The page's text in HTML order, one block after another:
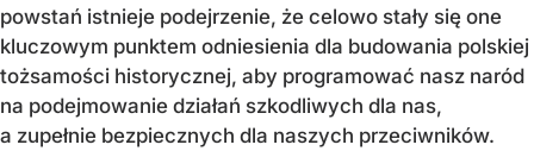
powstań istnieje podejrzenie, że celowo stały się one
kluczowym punktem odniesienia dla budowania polskiej
tożsamości historycznej, aby programować nasz naród
na podejmowanie działań szkodliwych dla nas,
a zupełnie bezpiecznych dla naszych przeciwników.